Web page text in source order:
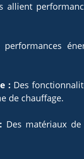
allient
performances
: Des
de chauffage.
Des matériaux